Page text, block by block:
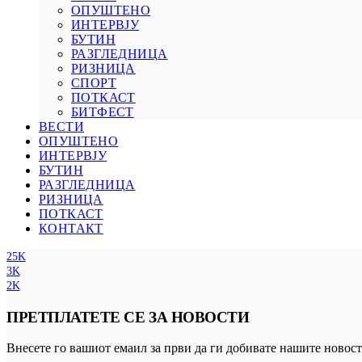
ОПУШТЕНО
ИНТЕРВЈУ
БУТИН
РАЗГЛЕДНИЦА
РИЗНИЦА
СПОРТ
ПОТКАСТ
БИТФЕСТ
ВЕСТИ
ОПУШТЕНО
ИНТЕРВЈУ
БУТИН
РАЗГЛЕДНИЦА
РИЗНИЦА
ПОТКАСТ
КОНТАКТ
25K
3K
2K
ПРЕТПЛАТЕТЕ СЕ ЗА НОВОСТИ
Внесете го вашиот емаил за први да ги добивате нашите